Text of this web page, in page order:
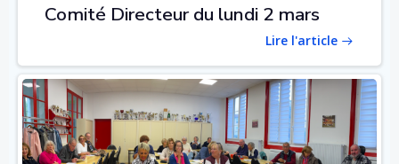
Comité Directeur du lundi 2 mars
Lire l'article